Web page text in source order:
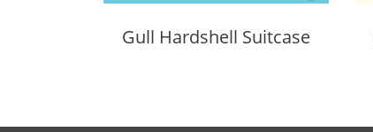
Gull Hardshell Suitcase